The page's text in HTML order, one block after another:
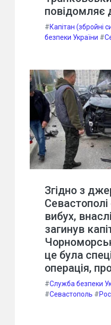
повідомляє
#Капітан (збройні
безпеки України #
Згідно з
вибух,
загинув
це була
операція,
#Служба безпеки
#Севастополь #